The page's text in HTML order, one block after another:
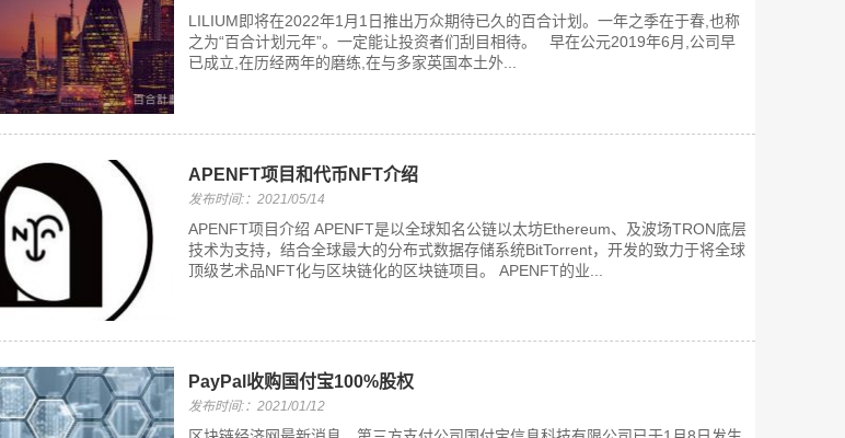
LILIUM即将在2022年1月1日推出万众期待已久的百合计划。一年之季在于春,也称
之为“百合计划元年”。一定能让投资者们刮目相待。 早在公元2019年6月,公司早
已成立,在历经两年的磨练,在与多家英国本土外...
APENFT项目和代币NFT介绍
发布时间:：2021/05/14
APENFT项目介绍 APENFT是以全球知名公链以太坊Ethereum、及波场TRON底层
技术为支持，结合全球最大的分布式数据存储系统BitTorrent，开发的致力于将全球
顶级艺术品NFT化与区块链化的区块链项目。 APENFT的业...
PayPal收购国付宝100%股权
发布时间:：2021/01/12